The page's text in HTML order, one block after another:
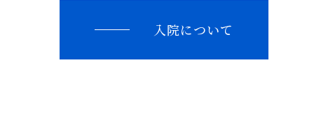
入院について